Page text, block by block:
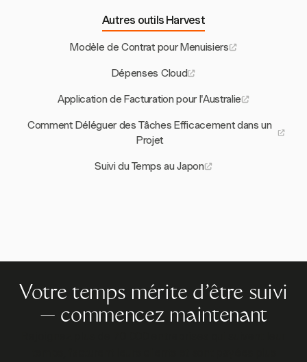
Autres outils Harvest
Modèle de Contrat pour Menuisiers
Dépenses Cloud
Application de Facturation pour l'Australie
Comment Déléguer des Tâches Efficacement dans un
Projet
Suivi du Temps au Japon
Votre temps mérite d'être suivi
— commencez maintenant